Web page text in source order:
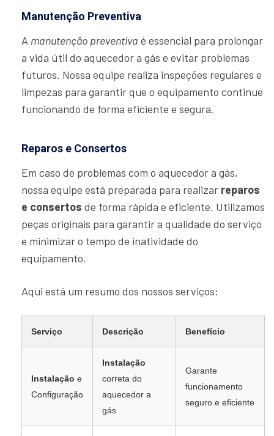
Manutenção Preventiva
A manutenção preventiva é essencial para prolongar
a vida útil do aquecedor a gás e evitar problemas
futuros. Nossa equipe realiza inspeções regulares e
limpezas para garantir que o equipamento continue
funcionando de forma eficiente e segura.
Reparos e Consertos
Em caso de problemas com o aquecedor a gás,
nossa equipe está preparada para realizar reparos
e consertos de forma rápida e eficiente. Utilizamos
peças originais para garantir a qualidade do serviço
e minimizar o tempo de inatividade do
equipamento.
Aqui está um resumo dos nossos serviços:
Serviço Descrição Benefício
Instalação e
Configuração
Instalação
correta do
aquecedor a
gás
Garante
funcionamento
seguro e eficiente